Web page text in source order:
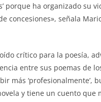
porque ha organizado su
concesiones», señala
crítico para la poesía,
entre sus poemas de
más ‘profesionalmente’,
y tiene un cuento que